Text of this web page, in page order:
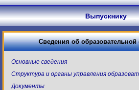
Выпускнику
Сведения об образовательной
Основные сведения
Структура и органы управления
Документы